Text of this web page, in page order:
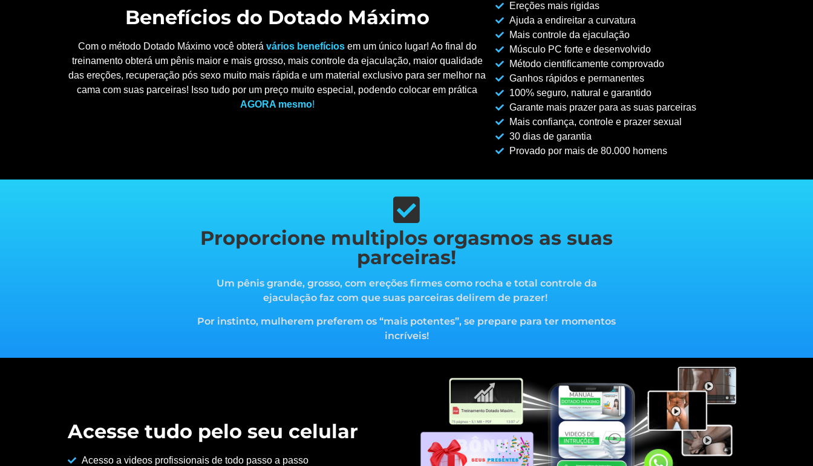
Benefícios do Dotado Máximo
Com o método Dotado Máximo você obterá vários benefíciosem um único lugar! Ao final do
treinamento obterá um pênis maior e mais grosso, mais controle da ejaculação, maior qualidade
das ereções, recuperação pós sexo muito mais rápida e um material exclusivo para ser melhor na
cama com suas parceiras! Isso tudo por um preço muito especial, podendo colocar em prática
AGORA mesmo!
Ereções mais rigidas
Ajuda a endireitar a curvatura
Mais controle da ejaculação
Músculo PC forte e desenvolvido
Método cientificamente comprovado
Ganhos rápidos e permanentes
100% seguro, natural e garantido
Garante mais prazer para as suas parceiras
Mais confiança, controle e prazer sexual
30 dias de garantia
Provado por mais de 80.000 homens
Proporcione multiplos orgasmos as suas
parceiras!
Um pênis grande, grosso, com ereções firmes como rocha e total controle da
ejaculação faz com que suas parceiras delirem de prazer!
Por instinto, mulherem preferem os “mais potentes”, se prepare para ter momentos
incríveis!
Acesse tudo pelo seu celular
Acesso a videos profissionais de todo passo a passo